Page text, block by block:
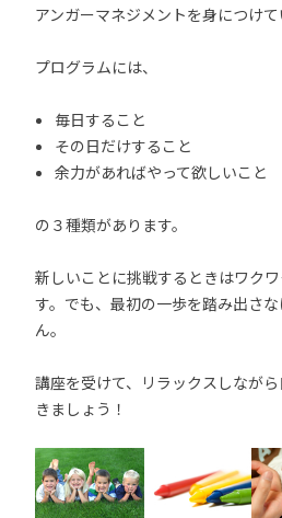
アンガーマネジメントを身につけて
プログラムには、
毎日すること
その日だけすること
余力があればやって欲しいこと
の３種類があります。
新しいことに挑戦するときはワク
す。でも、最初の一歩を踏み出さ
ん。
講座を受けて、リラックスしなが
きましょう！